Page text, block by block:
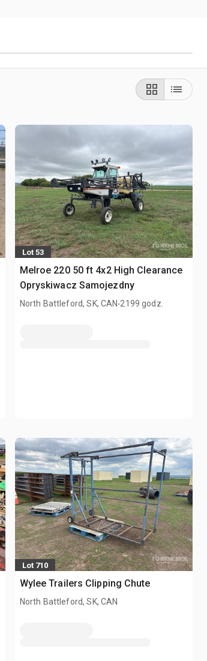
Lot 53
Melroe 220 50 ft 4x2 High Clearance
Opryskiwacz Samojezdny
North Battleford, SK, CAN.2199 godz.
Lot 710
Wylee Trailers Clipping Chute
North Battleford, SK, CAN